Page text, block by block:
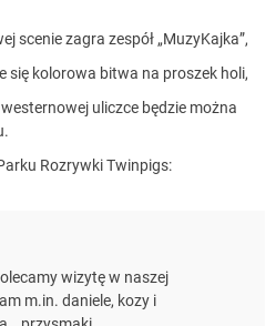
scenie zagra zespół „MuzyKajka”,
się kolorowa bitwa na proszek holi,
uliczce będzie można
Rozrywki Twinpigs:
wizytę w naszej
m.in. daniele, kozy i